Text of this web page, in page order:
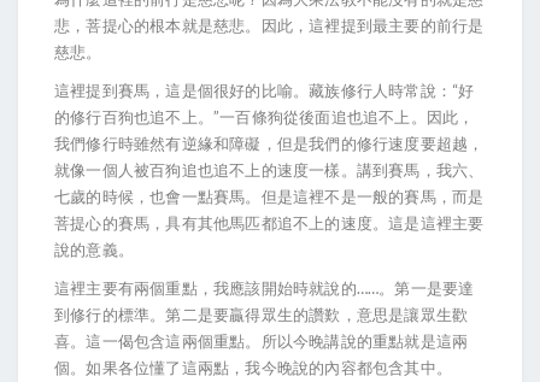
悲，菩提心的根本就是慈悲。因此，這裡提到最主要的前行是
慈悲。
這裡提到賽馬，這是個很好的比喻。藏族修行人時常說：“好
的修行百狗也追不上。”一百條狗從後面追也追不上。因此，
我們修行時雖然有逆緣和障礙，但是我們的修行速度要超越，
就像一個人被百狗追也追不上的速度一樣。講到賽馬，我六、
七歲的時候，也會一點賽馬。但是這裡不是一般的賽馬，而是
菩提心的賽馬，具有其他馬匹都追不上的速度。這是這裡主要
說的意義。
這裡主要有兩個重點，我應該開始時就說的……。第一是要達
到修行的標準。第二是要贏得眾生的讚歎，意思是讓眾生歡
喜。這一偈包含這兩個重點。所以今晚講說的重點就是這兩
個。如果各位懂了這兩點，我今晚說的內容都包含其中。